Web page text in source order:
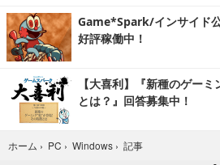
Game*Spark/インサイド
好評稼働中！
【大喜利】『新種のゲー
とは？』回答募集中！
ホーム › PC › Windows › 記事